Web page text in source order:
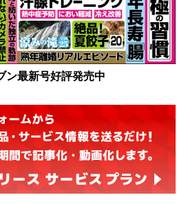
ン最新号好評発売中